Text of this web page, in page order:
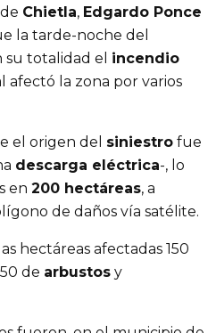
Chietla, Edgardo Ponce
la tarde-noche del
su totalidad el incendio
afectó la zona por varios
el origen del siniestro fue
descarga eléctrica-, lo
en 200 hectáreas, a
de daños vía satélite.
hectáreas afectadas 150
de arbustos y